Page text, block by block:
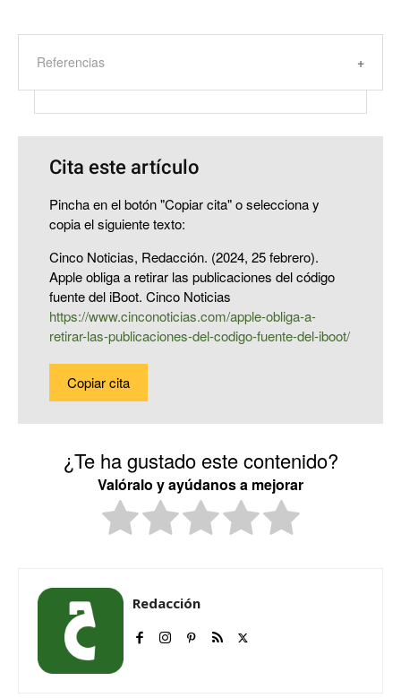
Referencias
Cita este artículo
Pincha en el botón "Copiar cita" o selecciona y
copia el siguiente texto:
Cinco Noticias, Redacción. (2024, 25 febrero).
Apple obliga a retirar las publicaciones del código
fuente del iBoot. Cinco Noticias
https://www.cinconoticias.com/apple-obliga-a-
retirar-las-publicaciones-del-codigo-fuente-del-iboot/
Copiar cita
¿Te ha gustado este contenido?
Valóralo y ayúdanos a mejorar
Redacción